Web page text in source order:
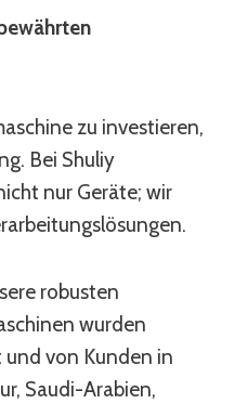
zu investieren,
Bei Shuliy
nur Geräte; wir
robusten
wurden
von Kunden in
Saudi-Arabien,